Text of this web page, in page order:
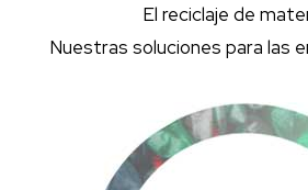
El reciclaje de
Nuestras soluciones para las